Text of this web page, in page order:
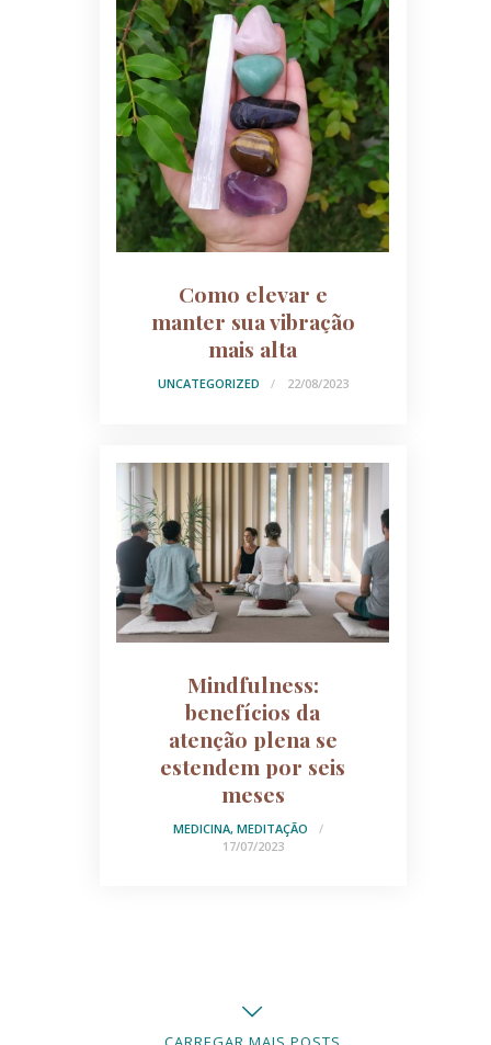
Como elevar e
manter sua vibração
mais alta
UNCATEGORIZED 22/08/2023
Mindfulness:
benefícios da
atenção plena se
estendem por seis
meses
MEDICINA,MEDITAÇÃO
17/07/2023